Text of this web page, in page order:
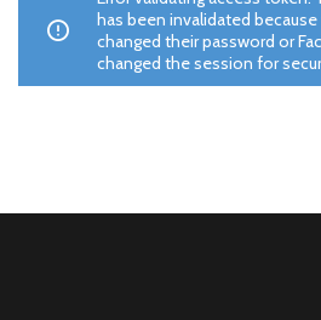
has been invalidated
changed their password or
changed the session for